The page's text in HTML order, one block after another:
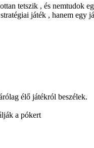
tetszik , és nemtudok
játék , hanem
élő játékról beszélek.
a pókert